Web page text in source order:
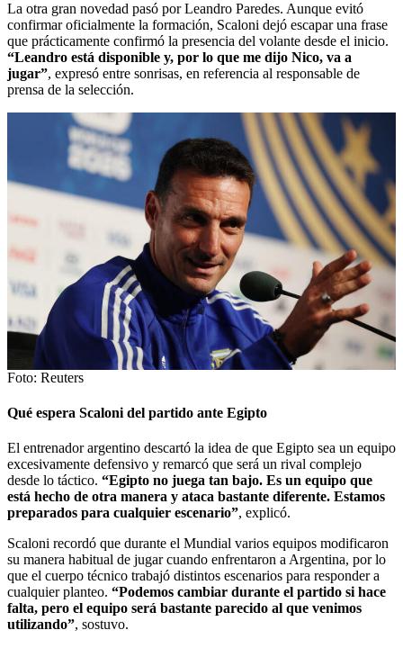
La otra gran novedad pasó por Leandro Paredes. Aunque evitó
confirmar oficialmente la formación, Scaloni dejó escapar una frase
que prácticamente confirmó la presencia del volante desde el inicio.
“Leandro está disponible y, por lo que me dijo Nico, va a
jugar”, expresó entre sonrisas, en referencia al responsable de
prensa de la selección.
Foto: Reuters
Qué espera Scaloni del partido ante Egipto
El entrenador argentino descartó la idea de que Egipto sea un equipo
excesivamente defensivo y remarcó que será un rival complejo
desde lo táctico. “Egipto no juega tan bajo. Es un equipo que
está hecho de otra manera y ataca bastante diferente. Estamos
preparados para cualquier escenario”, explicó.
Scaloni recordó que durante el Mundial varios equipos modificaron
su manera habitual de jugar cuando enfrentaron a Argentina, por lo
que el cuerpo técnico trabajó distintos escenarios para responder a
cualquier planteo. “Podemos cambiar durante el partido si hace
falta, pero el equipo será bastante parecido al que venimos
utilizando”, sostuvo.